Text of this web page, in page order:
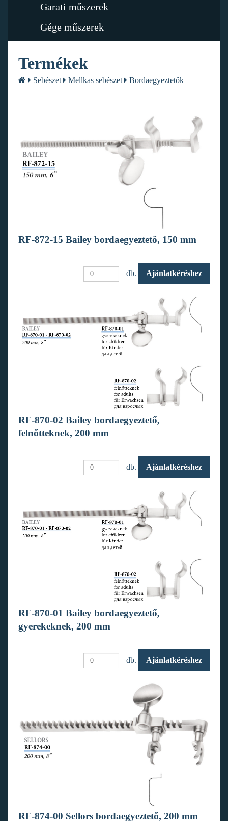
Garati műszerek
Gége műszerek
Termékek
Sebészet Mellkas sebészet Bordaegyeztetők
RF-872-15 Bailey bordaegyeztető, 150 mm
db. Ajánlatkéréshez
RF-870-02 Bailey bordaegyeztető,
felnőtteknek, 200 mm
db. Ajánlatkéréshez
RF-870-01 Bailey bordaegyeztető,
gyerekeknek, 200 mm
db. Ajánlatkéréshez
RF-874-00 Sellors bordaegyeztető, 200 mm